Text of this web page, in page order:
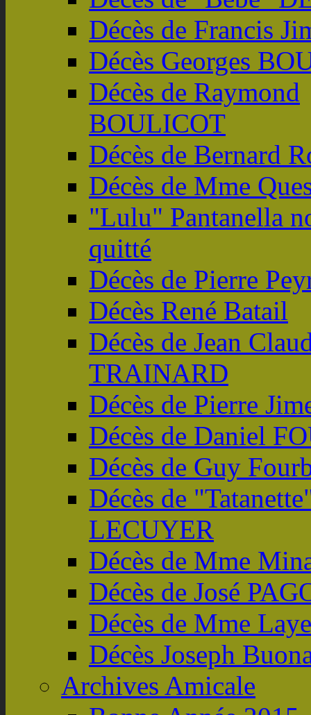
Décès de Francis
Décès Georges
Décès de Raymond
BOULICOT
Décès de Bernard
Décès de Mme
"Lulu" Pantanella
quitté
Décès de Pierre
Décès René Batail
Décès de Jean
TRAINARD
Décès de Pierre
Décès de Daniel
Décès de Guy
Décès de
LECUYER
Décès de Mme
Décès de José
Décès de Mme Laye
Décès Joseph
Archives Amicale